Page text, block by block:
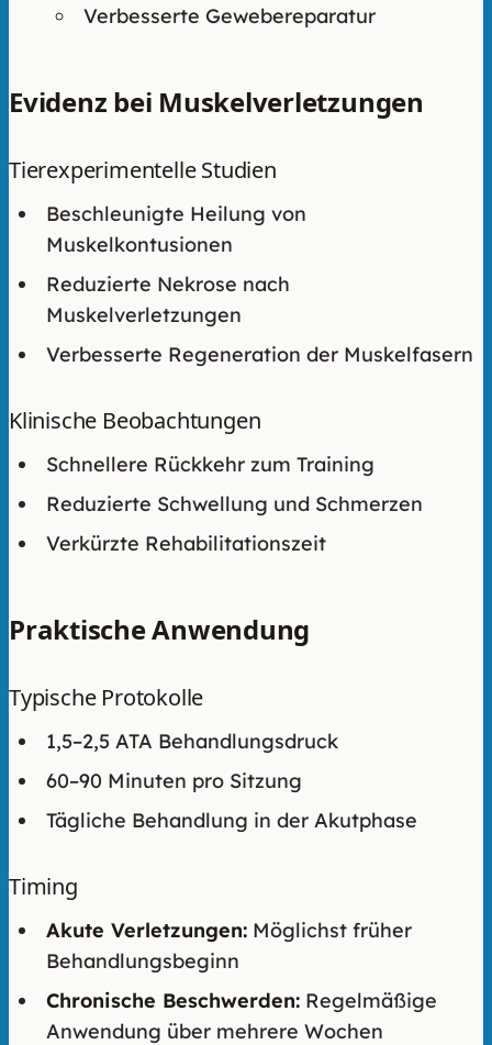
Verbesserte Gewebereparatur
Evidenz bei Muskelverletzungen
Tierexperimentelle Studien
Beschleunigte Heilung von
Muskelkontusionen
Reduzierte Nekrose nach
Muskelverletzungen
Verbesserte Regeneration der Muskelfasern
Klinische Beobachtungen
Schnellere Rückkehr zum Training
Reduzierte Schwellung und Schmerzen
Verkürzte Rehabilitationszeit
Praktische Anwendung
Typische Protokolle
1,5–2,5 ATA Behandlungsdruck
60–90 Minuten pro Sitzung
Tägliche Behandlung in der Akutphase
Timing
Akute Verletzungen: Möglichst früher
Behandlungsbeginn
Chronische Beschwerden: Regelmäßige
Anwendung über mehrere Wochen